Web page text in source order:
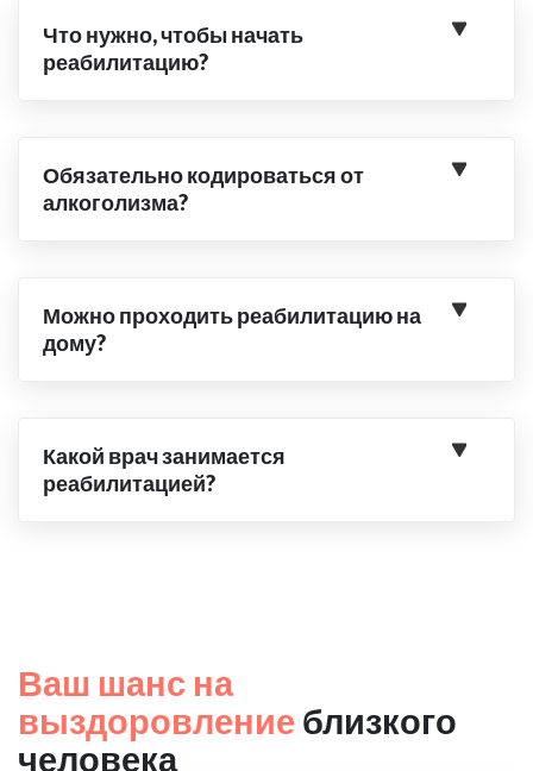
Что нужно, чтобы начать
реабилитацию?
Обязательно кодироваться от
алкоголизма?
Можно проходить реабилитацию на
дому?
Какой врач занимается
реабилитацией?
Ваш шанс на
выздоровление близкого
человека